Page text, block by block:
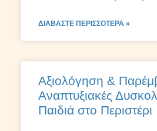
ΔΙΑΒΆΣΤΕ ΠΕΡΙΣΣΌΤΕΡΑ »
Αξιολόγηση &
Αναπτυξιακές
Παιδιά στο Περιστέρι